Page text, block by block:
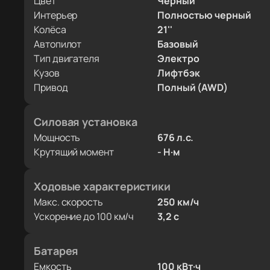
Интерьер
Полностью черный
Колёса
21''
Автопилот
Базовый
Тип двигателя
Электро
Кузов
Лифтбэк
Привод
Полный (AWD)
Силовая установка
Мощность
676 л.с.
Крутящий момент
- Н·м
Ходовые характеристики
Макс. скорость
250 км/ч
Ускорение до 100 км/ч
3,2 с
Батарея
Емкость 100 кВт·ч